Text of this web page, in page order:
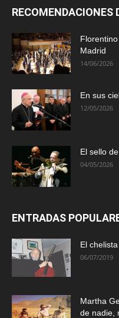
RECOMENDACIONES
Madrid
14/06/2026
En sus
12/05/2026
El sello
04/05/2026
ENTRADAS
El
06/07/2019
Martha
de nadie,